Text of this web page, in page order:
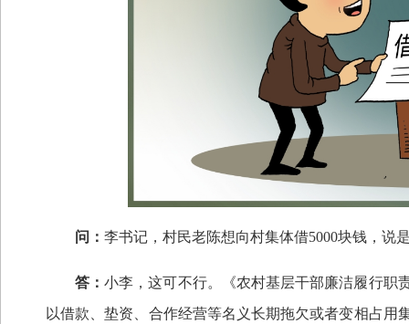
问： 李书记，村民老陈想向村集体借5000块钱，说
答：小李，这可不行。《农村基层干部廉洁履行职
以借款、垫资、合作经营等名义长期拖欠或者变相占